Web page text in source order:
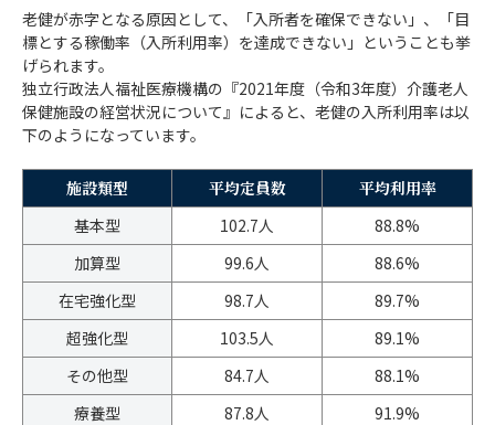
老健が赤字となる原因として、「入所者を確保できない」、「目
標とする稼働率（入所利用率）を達成できない」ということも挙
げられます。
独立行政法人福祉医療機構の『2021年度（令和3年度）介護老人
保健施設の経営状況について』によると、老健の入所利用率は以
下のようになっています。
施設類型 平均定員数
平均利用率
基本型
102.7人
88.8%
加算型
99.6人
88.6%
在宅強化型
98.7人
89.7%
超強化型
103.5人
89.1%
その他型
84.7人
88.1%
療養型
87.8人 91.9%